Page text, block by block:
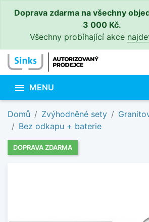
Doprava zdarma na všechny
3 000 Kč.
Všechny probíhající akce
 MENU
Domů Zvýhodněné sety
Bez odkapu + baterie
DOPRAVA ZDARMA